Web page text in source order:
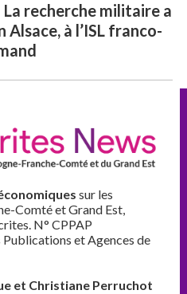
recherche militaire a
Alsace, à l’ISL franco-
sur les
Comté et Grand Est,
N° CPPAP
et Agences de
et Christiane Perruchot